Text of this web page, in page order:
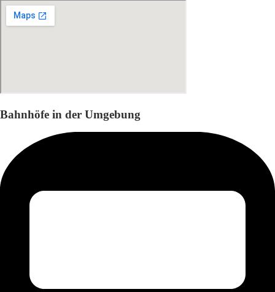
Bahnhöfe in der Umgebung